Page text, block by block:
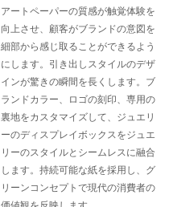
アートペーパーの質感が触覚体験を
向上させ、顧客がブランドの意図を
細部から感じ取ることができるよう
にします。引き出しスタイルのデザ
インが驚きの瞬間を長くします。ブ
ランドカラー、ロゴの刻印、専用の
裏地をカスタマイズして、ジュエリ
ーのディスプレイボックスをジュエ
リーのスタイルとシームレスに融合
します。持続可能な紙を採用し、グ
リーンコンセプトで現代の消費者の